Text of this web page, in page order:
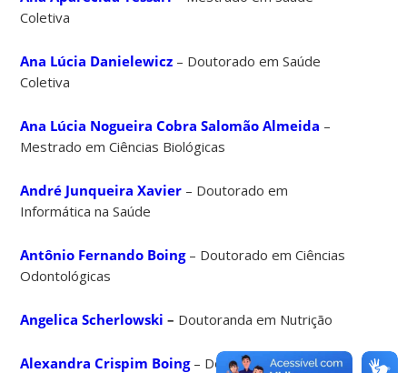
Coletiva
Ana Lúcia Danielewicz – Doutorado em Saúde
Coletiva
Ana Lúcia Nogueira Cobra Salomão Almeida –
Mestrado em Ciências Biológicas
André Junqueira Xavier – Doutorado em
Informática na Saúde
Antônio Fernando Boing– Doutorado em Ciências
Odontológicas
Angelica Scherlowski – Doutoranda em Nutrição
Alexandra Crispim Boing– Doutorado em Saúde